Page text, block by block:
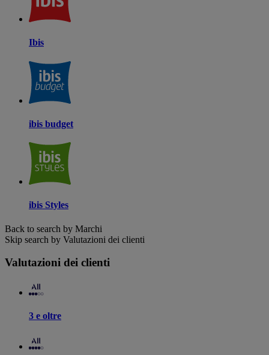
Ibis
ibis budget
ibis Styles
Back to search by Marchi
Skip search by Valutazioni dei clienti
Valutazioni dei clienti
3 e oltre